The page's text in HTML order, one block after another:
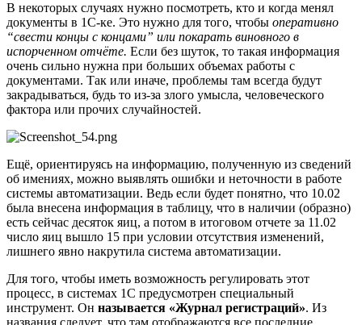
В некоторых случаях нужно посмотреть, кто и когда менял
документы в 1С-ке. Это нужно для того, чтобы оперативно
“свести концы с концами” или покарать виновного в
испорченном отчёте. Если без шуток, то такая информация
очень сильно нужна при больших объемах работы с
документами. Так или иначе, проблемы там всегда будут
закрадываться, будь то из-за злого умысла, человеческого
фактора или прочих случайностей.
Ещё, ориентируясь на информацию, полученную из сведений
об имениях, можно выявлять ошибки и неточности в работе
системы автоматизации. Ведь если будет понятно, что 10.02
была внесена информация в таблицу, что в наличии (образно)
есть сейчас десяток яиц, а потом в итоговом отчете за 11.02
число яиц вышло 15 при условии отсутствия изменений,
лишнего явно накрутила система автоматизации.
Для того, чтобы иметь возможность регулировать этот
процесс, в системах 1С предусмотрен специальный
инструмент. Он называется «Журнал регистраций». Из